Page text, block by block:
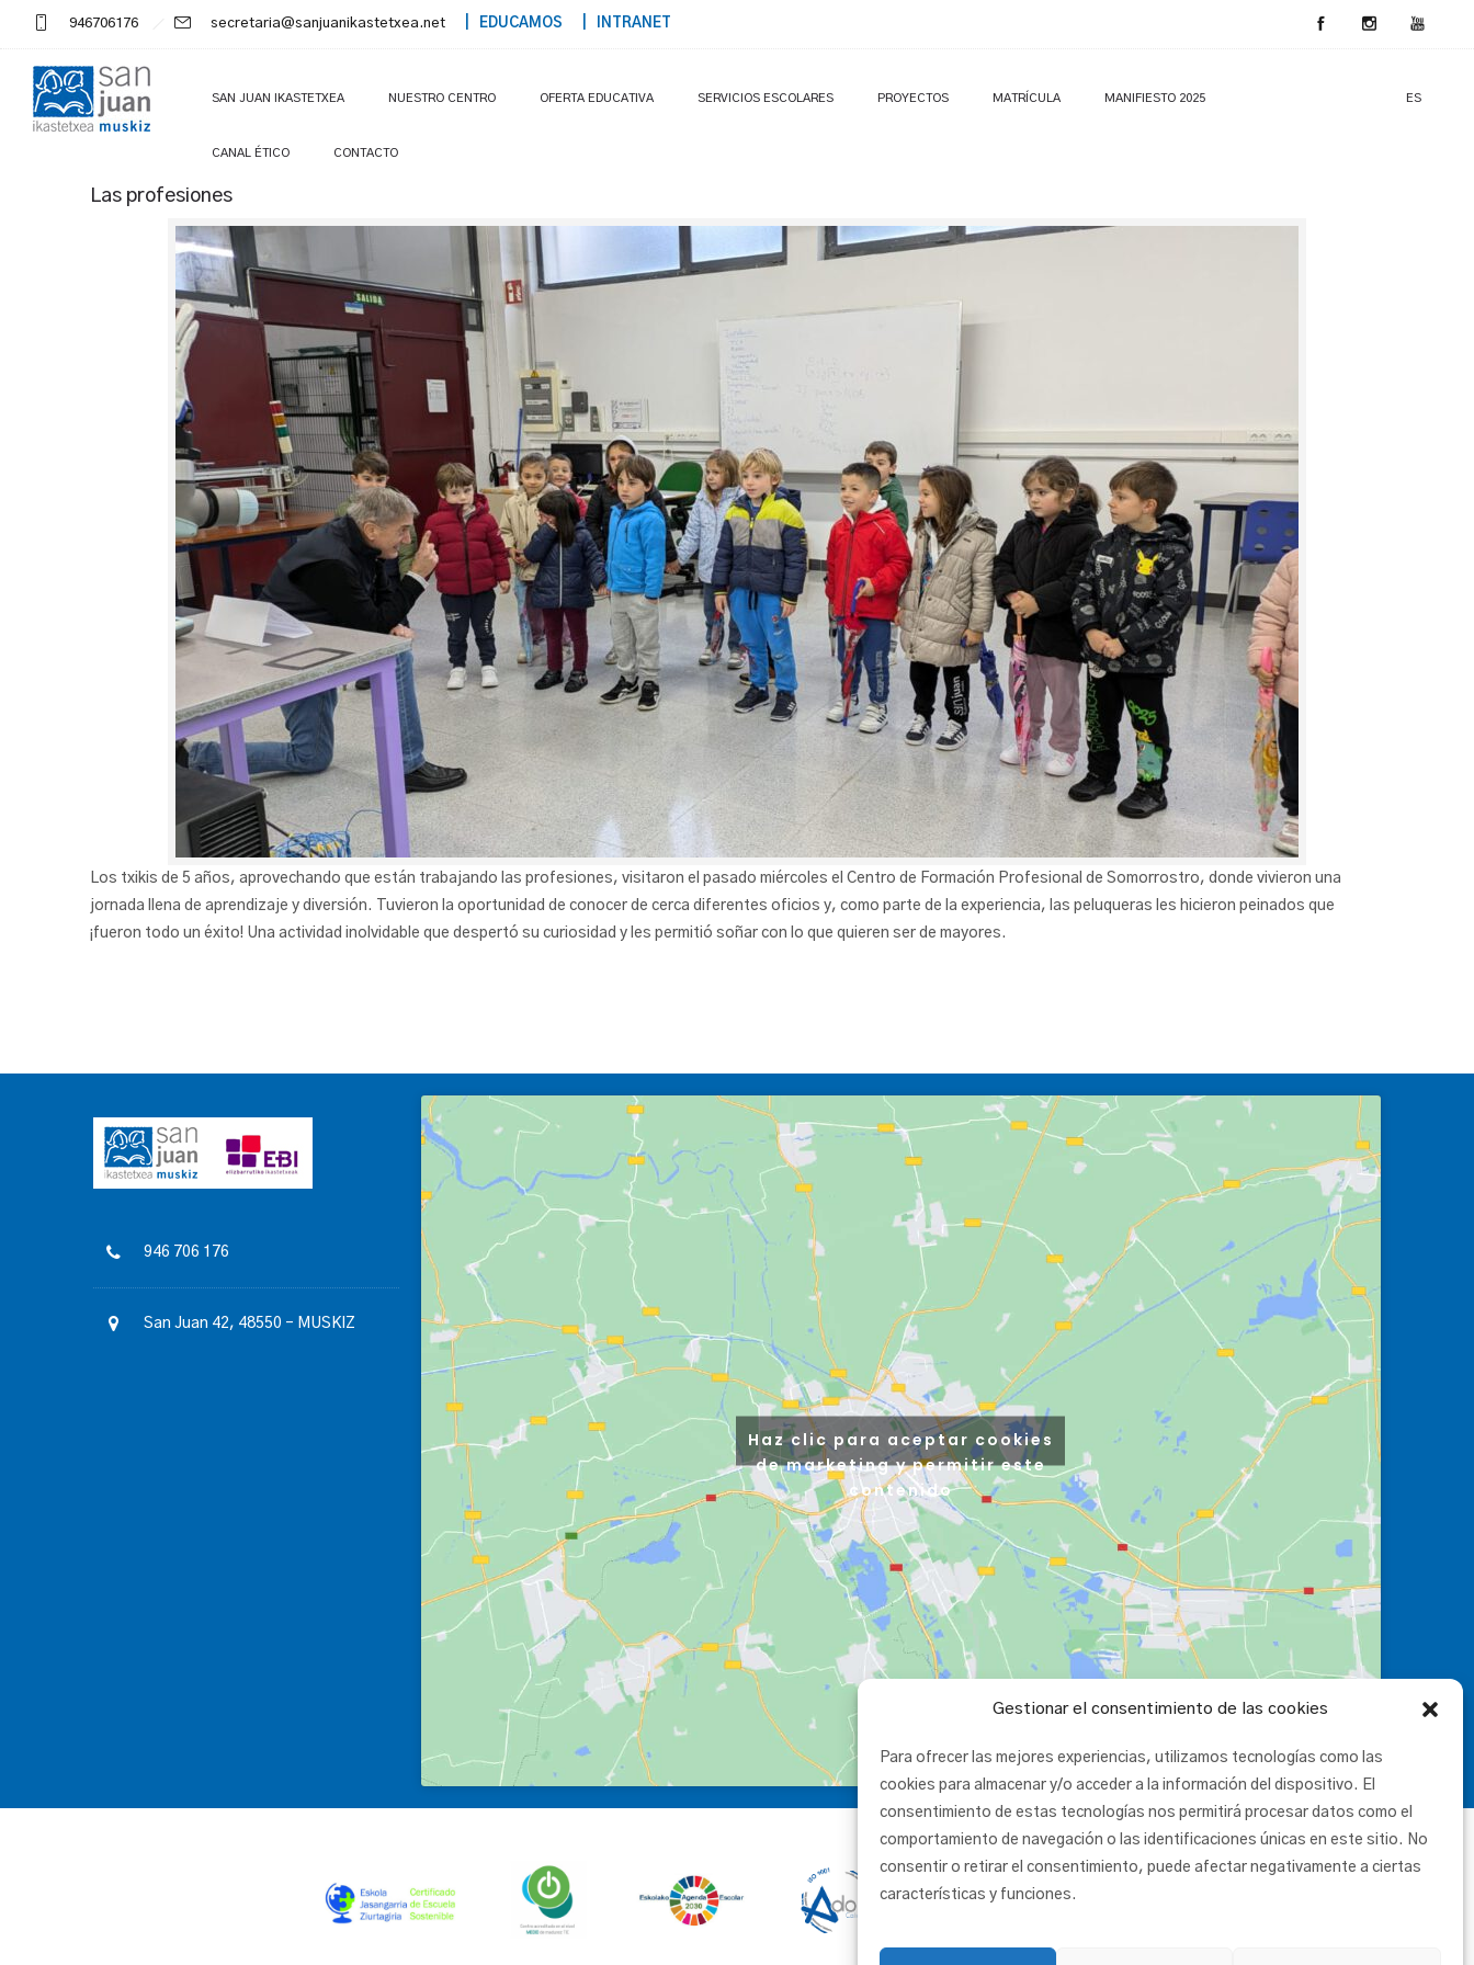
Gestionar el consentimiento de las cookies
Para ofrecer las mejores experiencias, utilizamos tecnologías como las
cookies para almacenar y/o acceder a la información del dispositivo. El
consentimiento de estas tecnologías nos permitirá procesar datos como el
comportamiento de navegación o las identificaciones únicas en este sitio. No
consentir o retirar el consentimiento, puede afectar negativamente a ciertas
características y funciones.
946706176 secretaria@sanjuanikastetxea.net | EDUCAMOS | INTRANET
ES
SAN JUAN IKASTETXEA NUESTRO CENTRO OFERTA EDUCATIVA SERVICIOS ESCOLARES PROYECTOS MATRÍCULA MANIFIESTO 2025
CANAL ÉTICO CONTACTO
Las profesiones
Los txikis de 5 años, aprovechando que están trabajando las profesiones, visitaron el pasado miércoles el Centro de Formación Profesional de Somorrostro, donde vivieron una
jornada llena de aprendizaje y diversión. Tuvieron la oportunidad de conocer de cerca diferentes oficios y, como parte de la experiencia, las peluqueras les hicieron peinados que
¡fueron todo un éxito! Una actividad inolvidable que despertó su curiosidad y les permitió soñar con lo que quieren ser de mayores.
946 706 176
San Juan 42, 48550 – MUSKIZ
Haz clic para aceptar cookies
de marketing y permitir este
contenido